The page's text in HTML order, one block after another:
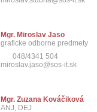
Mgr. Miroslav Jaso
graficke odborne predmety
048/4341 504
miroslav.jaso@sos-it.sk
Mgr. Zuzana Kováčiková
ANJ, DEJ